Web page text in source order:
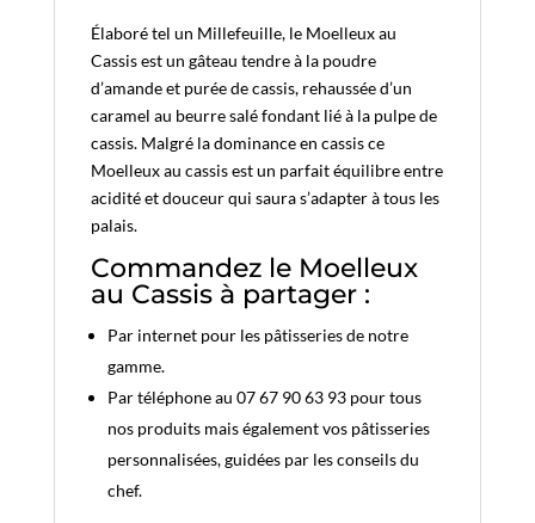
Élaboré tel un Millefeuille, le Moelleux au
Cassis est un gâteau tendre à la poudre
d’amande et purée de cassis, rehaussée d’un
caramel au beurre salé fondant lié à la pulpe de
cassis. Malgré la dominance en cassis ce
Moelleux au cassis est un parfait équilibre entre
acidité et douceur qui saura s’adapter à tous les
palais.
Commandez le Moelleux
au Cassis à partager :
Par internet pour les pâtisseries de notre
gamme.
Par téléphone au 07 67 90 63 93 pour tous
nos produits mais également vos pâtisseries
personnalisées, guidées par les conseils du
chef.